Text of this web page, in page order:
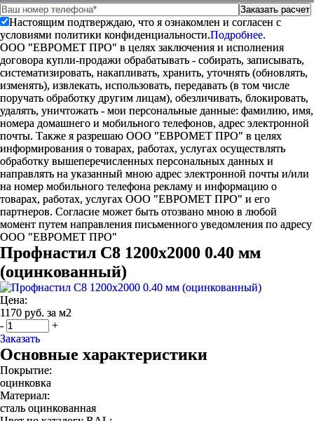
Настоящим подтверждаю, что я ознакомлен и согласен с
условиями политики конфиденциальности.Подробнее.
ООО "ЕВРОМЕТ ПРО" в целях заключения и исполнения
договора купли-продажи обрабатывать - собирать, записывать,
систематизировать, накапливать, хранить, уточнять (обновлять,
изменять), извлекать, использовать, передавать (в том числе
поручать обработку другим лицам), обезличивать, блокировать,
удалять, уничтожать - мои персональные данные: фамилию, имя,
номера домашнего и мобильного телефонов, адрес электронной
почты. Также я разрешаю ООО "ЕВРОМЕТ ПРО" в целях
информирования о товарах, работах, услугах осуществлять
обработку вышеперечисленных персональных данных и
направлять на указанный мною адрес электронной почты и/или
на номер мобильного телефона рекламу и информацию о
товарах, работах, услугах ООО "ЕВРОМЕТ ПРО" и его
партнеров. Согласие может быть отозвано мною в любой
момент путем направления письменного уведомления по адресу
ООО "ЕВРОМЕТ ПРО"
Профнастил С8 1200х2000 0.40 мм
(оцинкованный)
Цена:
1170 руб. за м2
-
+
Заказать
Основные характеристики
Покрытие:
оцинковка
Материал:
сталь оцинкованная